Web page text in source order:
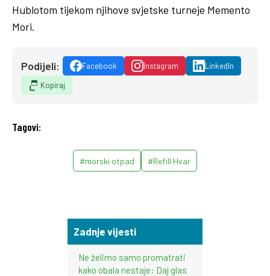
Hublotom tijekom njihove svjetske turneje Memento
Mori.
Podijeli: Facebook Instagram
LinkedIn
Kopiraj
Tagovi:
#morski otpad #Refill Hvar
Zadnje vijesti
Ne želimo samo promatrati
kako obala nestaje: Daj glas